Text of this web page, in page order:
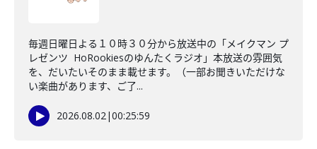
毎週日曜日よる１０時３０分から放送中の「メイクマン プ
レゼンツ HoRookiesのゆんたくラジオ」本放送の雰囲気
を、だいたいそのまま載せます。（一部お聞きいただけな
い楽曲があります、ご了...
2026.08.02|00:25:59